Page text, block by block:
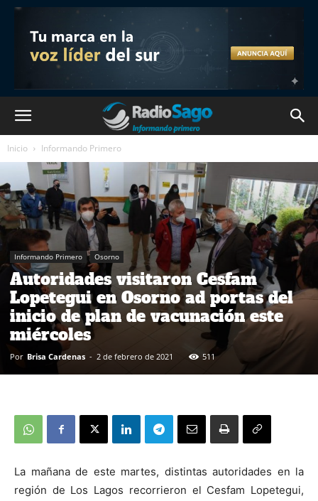
Inicio Informando Primero
Informando Primero Osorno
Autoridades visitaron Cesfam
Lopetegui en Osorno ad portas del
inicio de plan de vacunación este
miércoles
Por Brisa Cardenas - 2 de febrero de 2021 511
La mañana de este martes, distintas autoridades en la
región de Los Lagos recorrieron el Cesfam Lopetegui,